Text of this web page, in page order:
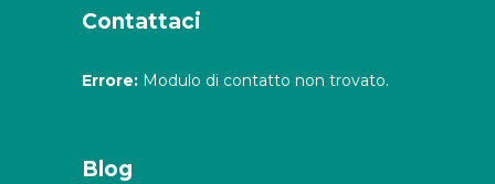
Contattaci
Errore: Modulo di contatto non trovato.
Blog